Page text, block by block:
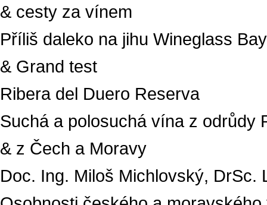
& cesty za vínem
Příliš daleko na jihu Wineglass Bay
& Grand test
Ribera del Duero Reserva
Suchá a polosuchá vína z odrůdy
& z Čech a Moravy
Doc. Ing. Miloš Michlovský,